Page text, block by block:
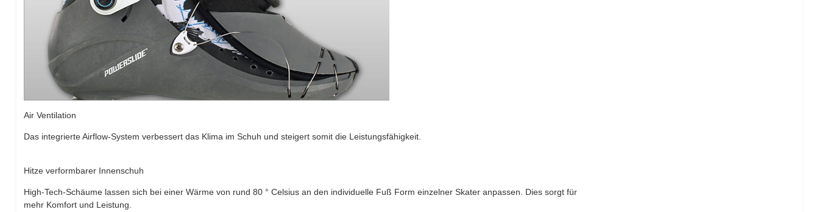
Air Ventilation
Das integrierte Airflow-System verbessert das Klima im Schuh und steigert somit die Leistungsfähigkeit.
Hitze verformbarer Innenschuh
High-Tech-Schäume lassen sich bei einer Wärme von rund 80 ° Celsius an den individuelle Fuß Form einzelner Skater anpassen. Dies sorgt für
mehr Komfort und Leistung.